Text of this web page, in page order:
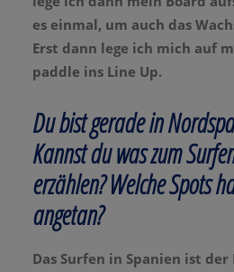
es einmal, um auch das
Erst dann lege ich mich auf
paddle ins Line Up.
Du bist gerade in
Kannst du was zum
erzählen? Welche Spots
angetan?
Das Surfen in Spanien ist